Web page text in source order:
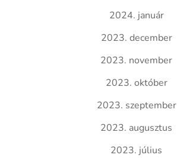
2024. január
2023. december
2023. november
2023. október
2023. szeptember
2023. augusztus
2023. július